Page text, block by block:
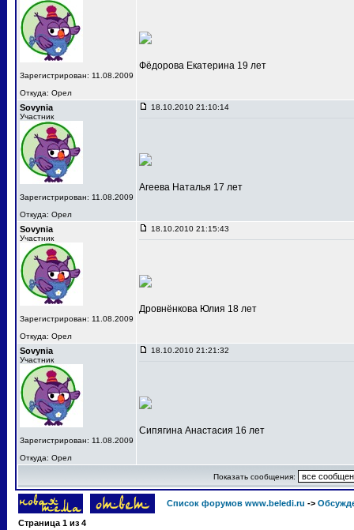
Зарегистрирован: 11.08.2009
Откуда: Орел
Фёдорова Екатерина 19 лет
Sovynia
Участник
Зарегистрирован: 11.08.2009
Откуда: Орел
18.10.2010 21:10:14
Агеева Наталья 17 лет
Sovynia
Участник
Зарегистрирован: 11.08.2009
Откуда: Орел
18.10.2010 21:15:43
Дровнёнкова Юлия 18 лет
Sovynia
Участник
Зарегистрирован: 11.08.2009
Откуда: Орел
18.10.2010 21:21:32
Сипягина Анастасия 16 лет
Показать сообщения:
Список форумов www.beledi.ru ->
Страница 1 из 4